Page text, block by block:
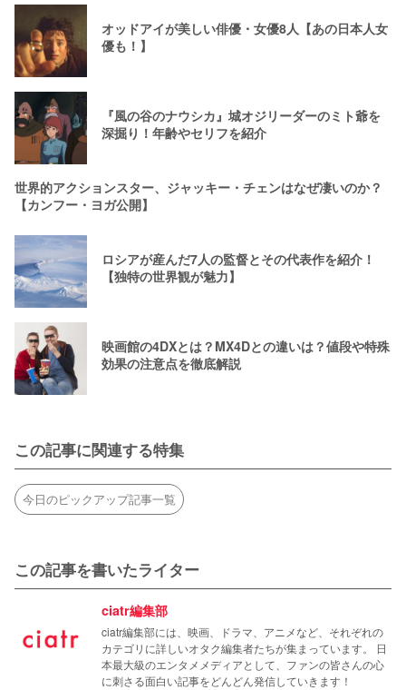
オッドアイが美しい俳優・女優8人【あの日本人女
優も！】
『風の谷のナウシカ』城オジリーダーのミト爺を
深掘り！年齢やセリフを紹介
世界的アクションスター、ジャッキー・チェンはなぜ凄いのか？
【カンフー・ヨガ公開】
ロシアが産んだ7人の監督とその代表作を紹介！
【独特の世界観が魅力】
映画館の4DXとは？MX4Dとの違いは？値段や特殊
効果の注意点を徹底解説
この記事に関連する特集
今日のピックアップ記事一覧
この記事を書いたライター
ciatr編集部
ciatr編集部には、映画、ドラマ、アニメなど、それぞれの
カテゴリに詳しいオタク編集者たちが集まっています。 日
本最大級のエンタメメディアとして、ファンの皆さんの心
に刺さる面白い記事をどんどん発信していきます！